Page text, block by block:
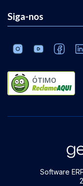
Siga-nos
ÓTIMO
Software